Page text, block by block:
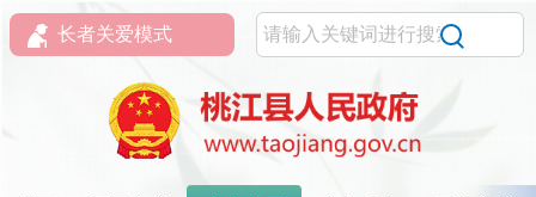
长者关爱模式